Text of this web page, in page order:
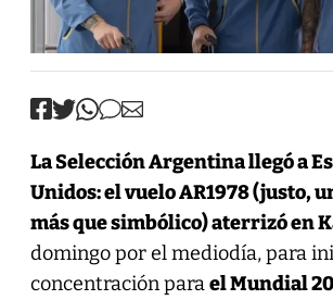
La Selección Argentina llegó a
Unidos: el vuelo AR1978 (justo,
más que simbólico) aterrizó en
domingo por el mediodía, para
concentración parael Mundial